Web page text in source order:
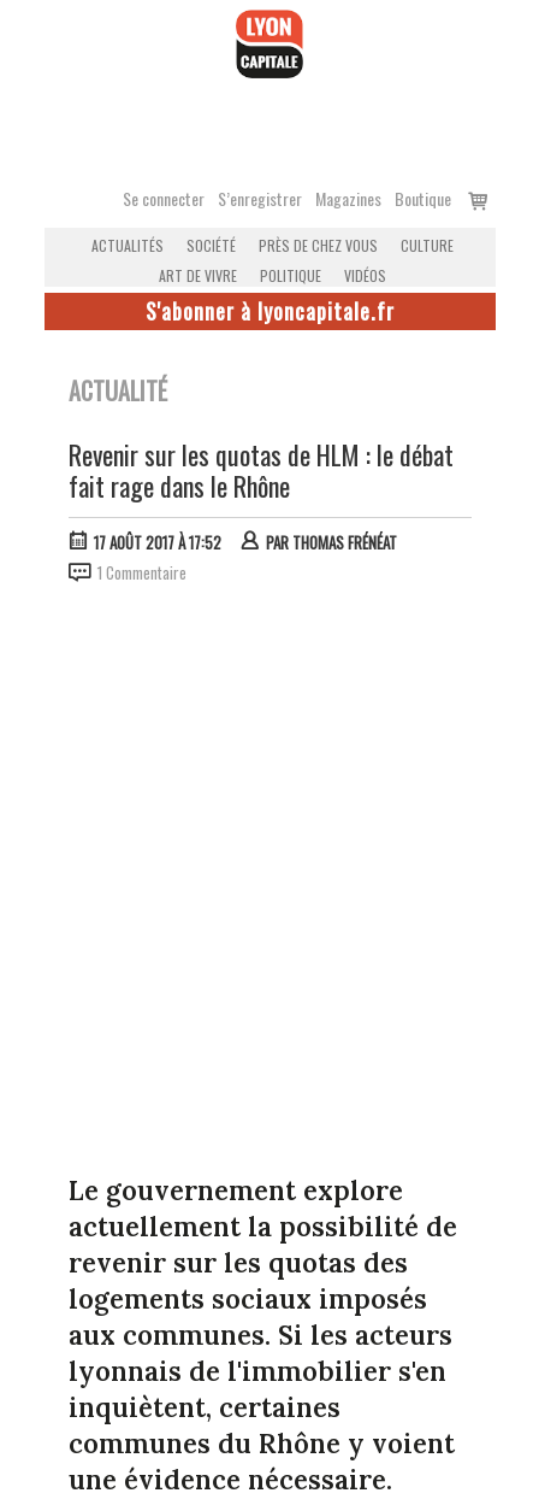
Se connecter S’enregistrer Magazines Boutique
Voir
ACTUALITÉS SOCIÉTÉ PRÈS DE CHEZ VOUS
CULTURE
ART DE VIVRE
POLITIQUE VIDÉOS
S'abonner à lyoncapitale.fr
ACTUALITÉ
Revenir sur les quotas de HLM : le débat
fait rage dans le Rhône
17 AOÛT 2017 À 17:52 PAR THOMAS FRÉNÉAT
1 Commentaire
Le gouvernement explore
actuellement la possibilité de
revenir sur les quotas des
logements sociaux imposés
aux communes. Si les acteurs
lyonnais de l'immobilier s'en
inquiètent, certaines
communes du Rhône y voient
une évidence nécessaire.